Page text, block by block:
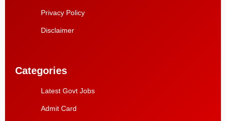
Privacy Policy
Disclaimer
Categories
Latest Govt Jobs
Admit Card